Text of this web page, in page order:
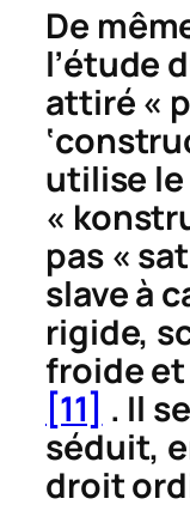
De
l’étude
attiré «
utilise
«
pas «
slave à
rigide,
froide
[11] . Il
séduit,
droit